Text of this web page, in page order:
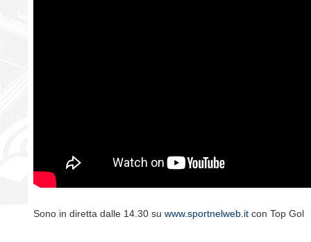
Sono in diretta dalle 14.30 su www.sportnelweb.it con Top Gol